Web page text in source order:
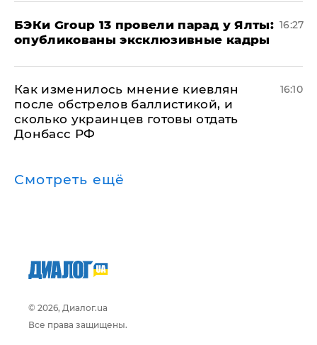
​БЭКи Group 13 провели парад у Ялты:
опубликованы эксклюзивные кадры
16:27
Как изменилось мнение киевлян
после обстрелов баллистикой, и
сколько украинцев готовы отдать
Донбасс РФ
16:10
Смотреть ещё
© 2026, Диалог.ua
Все права защищены.